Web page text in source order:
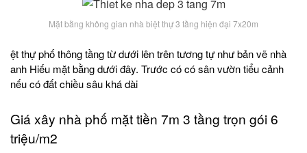
Mặt bằng không gian nhà biệt thự 3 tầng hiện đại 7x20m
ệt thự phố thông tầng từ dưới lên trên tương tự như bản vẽ nhà
anh Hiếu mặt bằng dưới đây. Trước có có sân vườn tiểu cảnh
nếu có đất chiều sâu khá dài
Giá xây nhà phố mặt tiền 7m 3 tầng trọn gói 6
triệu/m2